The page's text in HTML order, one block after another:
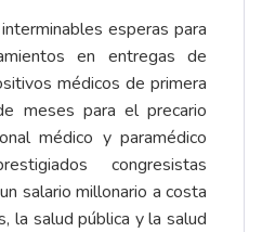
esperas para
en entregas de
médicos de primera
meses para el precario
médico y paramédico
congresistas
salario millonario a costa
la salud pública y la salud